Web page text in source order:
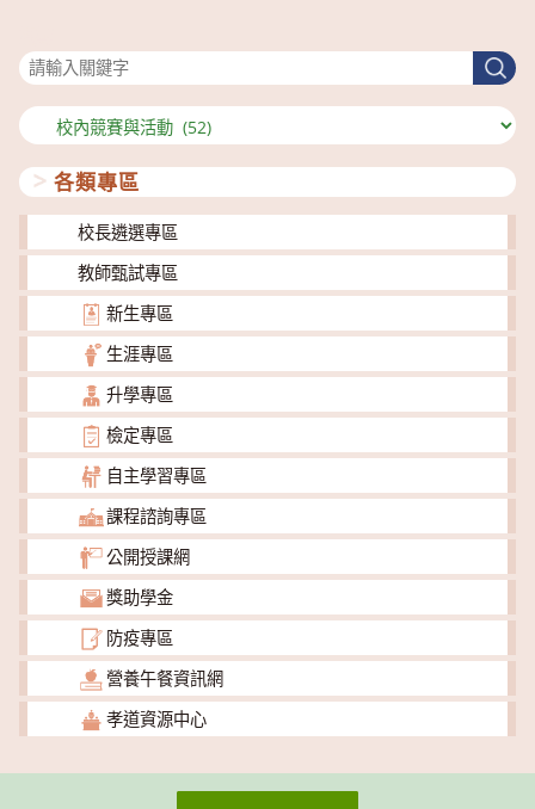
搜
尋
分
類
各類專區
校長遴選專區
教師甄試專區
新生專區
生涯專區
升學專區
檢定專區
自主學習專區
課程諮詢專區
公開授課網
獎助學金
防疫專區
營養午餐資訊網
孝道資源中心